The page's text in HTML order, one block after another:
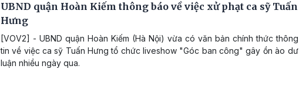
UBND quận Hoàn Kiếm thông báo về việc xử phạt ca sỹ Tuấn
Hưng
[VOV2] - UBND quận Hoàn Kiếm (Hà Nội) vừa có văn bản chính thức thông
tin về việc ca sỹ Tuấn Hưng tổ chức liveshow "Góc ban công" gây ồn ào dư
luận nhiều ngày qua.